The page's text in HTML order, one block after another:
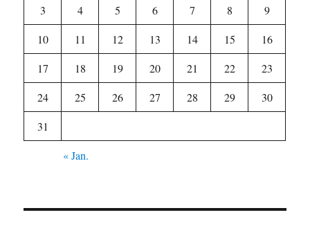
3
4 5 6 7 8
9
10
11 12 13 14 15
16
17
18 19 20 21 22
23
24
25 26 27 28 29
30
31
« Jan.